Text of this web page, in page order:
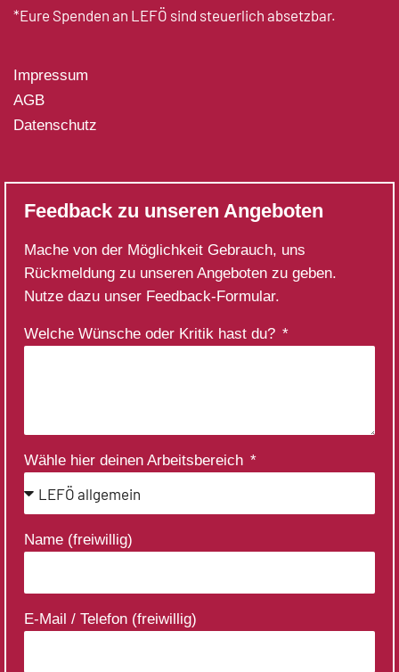
*Eure Spenden an LEFÖ sind steuerlich absetzbar.
Impressum
AGB
Datenschutz
Feedback zu unseren Angeboten
Mache von der Möglichkeit Gebrauch, uns
Rückmeldung zu unseren Angeboten zu geben.
Nutze dazu unser Feedback-Formular.
Welche Wünsche oder Kritik hast du?
Wähle hier deinen Arbeitsbereich
Name (freiwillig)
E-Mail / Telefon (freiwillig)